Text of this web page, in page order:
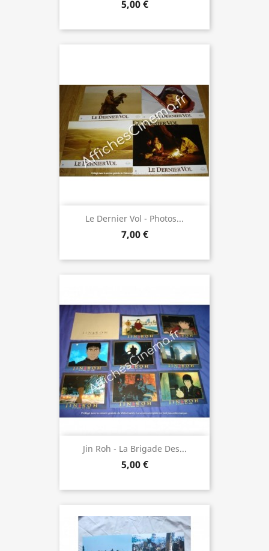
5,00 €
Le Dernier Vol - Photos...
7,00 €
Jin Roh - La Brigade Des...
5,00 €